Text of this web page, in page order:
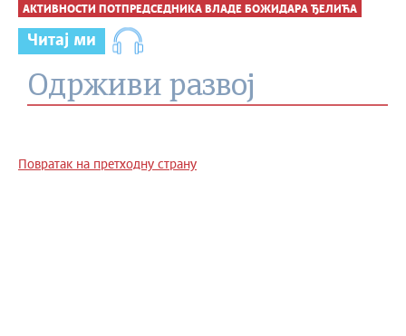
АКТИВНОСТИ ПОТПРЕДСЕДНИКА ВЛАДЕ БОЖИДАРА ЂЕЛИЋА
Читај ми
Одрживи развој
Повратак на претходну страну